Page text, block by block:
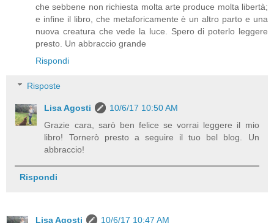
che sebbene non richiesta molta arte produce molta libertà;
e infine il libro, che metaforicamente è un altro parto e una
nuova creatura che vede la luce. Spero di poterlo leggere
presto. Un abbraccio grande
Rispondi
Risposte
Lisa Agosti
10/6/17 10:50 AM
Grazie cara, sarò ben felice se vorrai leggere il mio
libro! Tornerò presto a seguire il tuo bel blog. Un
abbraccio!
Rispondi
Lisa Agosti
10/6/17 10:47 AM